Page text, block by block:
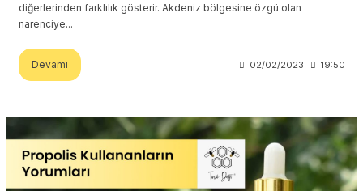
diğerlerinden farklılık gösterir. Akdeniz bölgesine özgü olan
narenciye...
Devamı 02/02/2023 19:50